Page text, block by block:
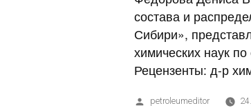
состава и
Сибири»,
химических наук
Рецензенты: д-р
petroleumeditor